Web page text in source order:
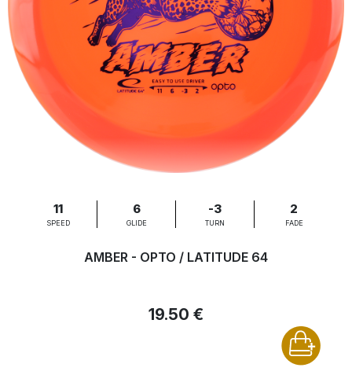
11
SPEED
6
GLIDE
-3
TURN
2
FADE
AMBER - OPTO / LATITUDE 64
19.50 €